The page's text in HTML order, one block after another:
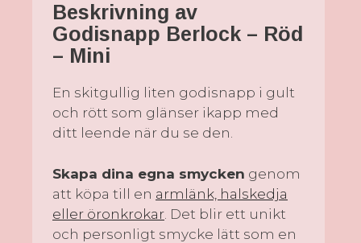
Beskrivning av
Godisnapp Berlock – Röd
– Mini
En skitgullig liten godisnapp i gult
och rött som glänser ikapp med
ditt leende när du se den.
Skapa dina egna smycken genom
att köpa till en armlänk, halskedja
eller öronkrokar . Det blir ett unikt
och personligt smycke lätt som en